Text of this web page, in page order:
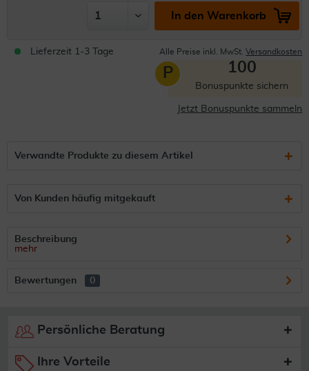
In den Warenkorb
Lieferzeit 1-3 Tage Alle Preise inkl. MwSt. Versandkosten
P 100
Bonuspunkte sichern
Jetzt Bonuspunkte sammeln
Verwandte Produkte zu diesem Artikel
Von Kunden häufig mitgekauft
Beschreibung
mehr
Bewertungen 0
Persönliche Beratung
Ihre Vorteile